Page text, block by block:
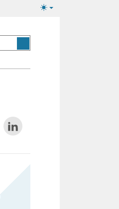
Lichte/donkere